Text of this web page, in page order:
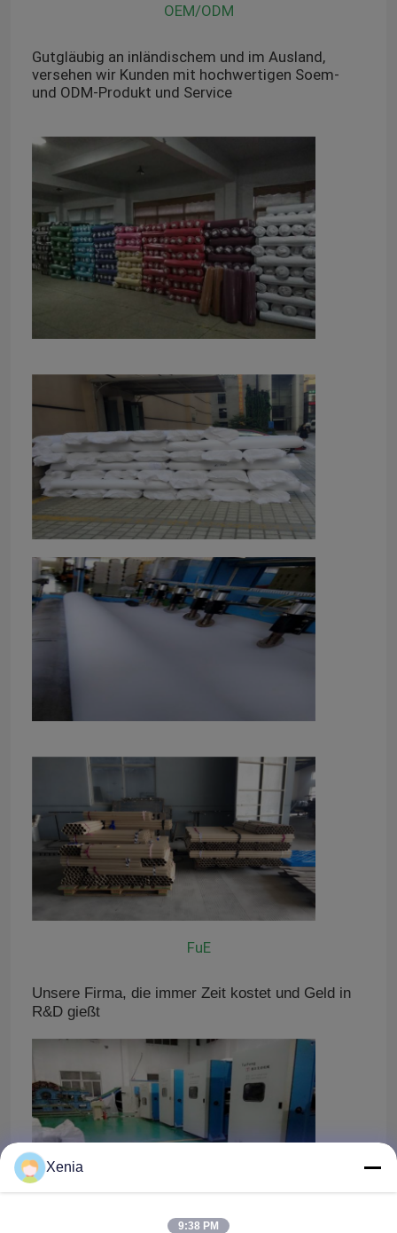
OEM/ODM
Gutgläubig an inländischem und im Ausland,
versehen wir Kunden mit hochwertigen Soem-
und ODM-Produkt und Service
FuE
Unsere Firma, die immer Zeit kostet und Geld in
R&D gießt
Xenia
9:38 PM